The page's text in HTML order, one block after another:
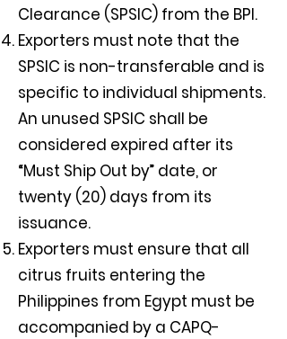
Clearance (SPSIC) from the BPI.
Exporters must note that the
SPSIC is non-transferable and is
specific to individual shipments.
An unused SPSIC shall be
considered expired after its
“Must Ship Out by” date, or
twenty (20) days from its
issuance.
Exporters must ensure that all
citrus fruits entering the
Philippines from Egypt must be
accompanied by a CAPQ-